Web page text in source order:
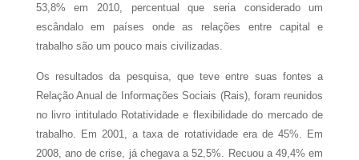
53,8% em 2010, percentual que seria considerado um
escândalo em países onde as relações entre capital e
trabalho são um pouco mais civilizadas.
Os resultados da pesquisa, que teve entre suas fontes a
Relação Anual de Informações Sociais (Rais), foram reunidos
no livro intitulado Rotatividade e flexibilidade do mercado de
trabalho. Em 2001, a taxa de rotatividade era de 45%. Em
2008, ano de crise, já chegava a 52,5%. Recuou a 49,4% em